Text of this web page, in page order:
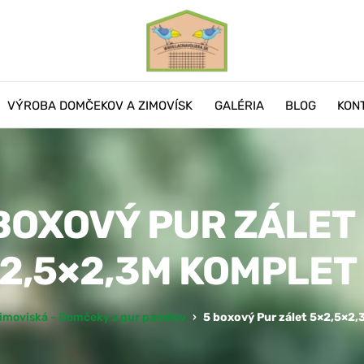
VÝROBA DOMČEKOV A ZIMOVÍSK GALÉRIA BLOG
PUR ZÁLET
KOMPLET
- Domčeky z pur panelov › 5 boxový Pur zálet